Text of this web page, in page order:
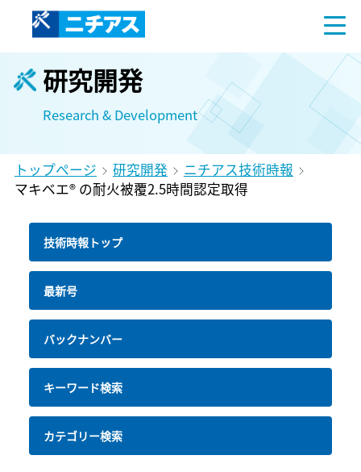
研究開発
Research & Development
トップページ 研究開発
ニチアス技術時報
マキベエ® の耐火被覆2.5時間認定取得
技術時報トップ
最新号
バックナンバー
キーワード検索
カテゴリー検索